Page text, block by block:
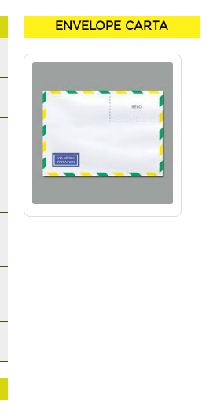
ENVELOPE CARTA
CARRINHO
COR QUANTIDADE
ENVIAR
LIMPAR CARRINHO